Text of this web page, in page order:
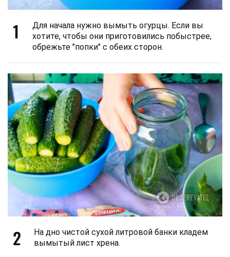
1
Для начала нужно вымыть огурцы. Если вы
хотите, чтобы они приготовились побыстрее,
обрежьте "попки" с обеих сторон.
2
На дно чистой сухой литровой банки кладем
вымытый лист хрена.